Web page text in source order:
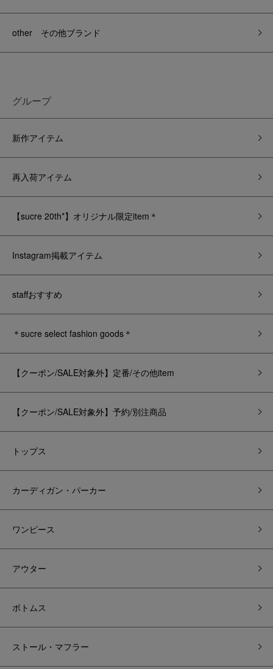
other その他ブランド
グループ
新作アイテム
再入荷アイテム
【sucre 20th*】オリジナル限定item＊
Instagram掲載アイテム
staffおすすめ
＊sucre select fashion goods＊
【クーポン/SALE対象外】定番/その他item
【クーポン/SALE対象外】予約/別注商品
トップス
カーディガン・パーカー
ワンピース
アウター
ボトムス
ストール・マフラー